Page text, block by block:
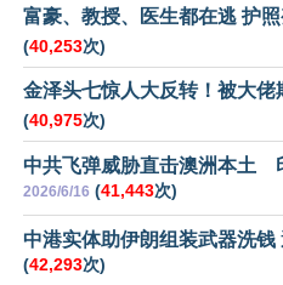
富豪、教授、医生都在逃 护
(40,253次)
金泽头七惊人大反转！被大佬
(40,975次)
中共飞弹威胁直击澳洲本土
2026/6/16 (41,443次)
中港实体助伊朗组装武器洗钱
(42,293次)